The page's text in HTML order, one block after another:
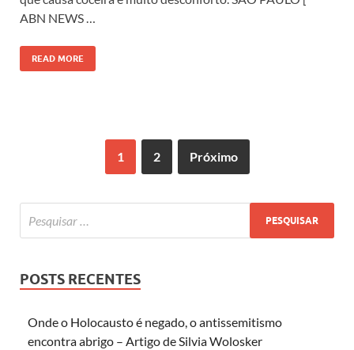
ABN NEWS …
READ MORE
1 2 Próximo
POSTS RECENTES
Onde o Holocausto é negado, o antissemitismo
encontra abrigo – Artigo de Silvia Wolosker